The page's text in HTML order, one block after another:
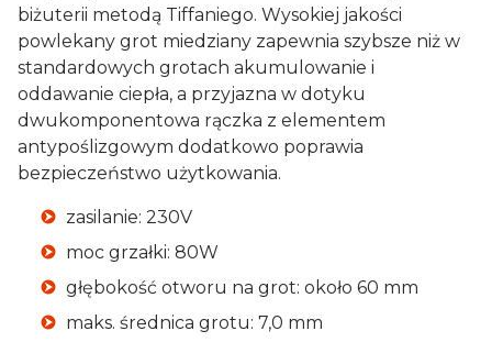
biżuterii metodą Tiffaniego. Wysokiej jakości
powlekany grot miedziany zapewnia szybsze niż w
standardowych grotach akumulowanie i
oddawanie ciepła, a przyjazna w dotyku
dwukomponentowa rączka z elementem
antypoślizgowym dodatkowo poprawia
bezpieczeństwo użytkowania.
zasilanie: 230V
moc grzałki: 80W
głębokość otworu na grot: około 60 mm
maks. średnica grotu: 7,0 mm